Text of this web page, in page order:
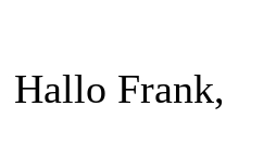
Hallo Frank,